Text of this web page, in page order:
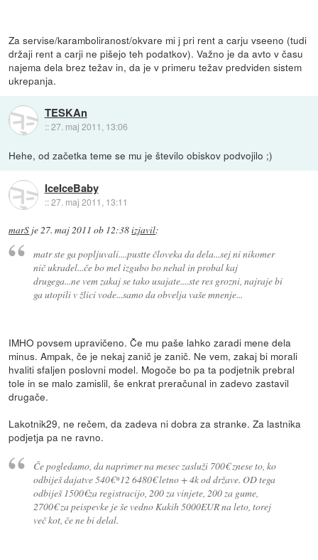
Za servise/karamboliranost/okvare mi j pri rent a carju vseeno (tudi
držaji rent a carji ne pišejo teh podatkov). Važno je da avto v času
najema dela brez težav in, da je v primeru težav predviden sistem
ukrepanja.
TESKAn
::27. maj 2011, 13:06
Hehe, od začetka teme se mu je število obiskov podvojilo ;)
IceIceBaby
::27. maj 2011, 13:11
marS je27. maj 2011 ob 12:38izjavil:
matr ste ga popljuvali....pustte človeka da dela...sej ni nikomer
nič ukradel...če bo mel izgubo bo nehal in probal kaj
drugega...ne vem zakaj se tako usajate....ste res grozni, najraje bi
ga utopili v žlici vode...samo da obvelja vaše mnenje...
IMHO povsem upravičeno. Če mu paše lahko zaradi mene dela
minus. Ampak, če je nekaj zanič je zanič. Ne vem, zakaj bi morali
hvaliti sfaljen poslovni model. Mogoče bo pa ta podjetnik prebral
tole in se malo zamislil, še enkrat preračunal in zadevo zastavil
drugače.
Lakotnik29, ne rečem, da zadeva ni dobra za stranke. Za lastnika
podjetja pa ne ravno.
Če pogledamo, da naprimer na mesec zasluži 700€ znese to, ko
odbiješ dajatve 540€*12 6480€ letno + 4k od države. OD tega
odbiješ 1500€za registracijo, 200 za vinjete, 200 za gume,
2700€ za peispevke je še vedno Kakih 5000EUR na leto, torej
več kot, če ne bi delal.